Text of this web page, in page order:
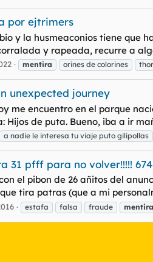
por ejtrimers
y la husmeaconios tiene que
y rapeada, recurre a
mentira orines de colorines
unexpected journey
me encuentro en el parque
Hijos de puta. Bueno, iba a ir
a nadie le interesa tu viaje puto gilipollas
31 pfff para no volver!!!!!
el pibon de 26 añitos del
tira patras (que a mi
estafa falsa fraude mentira